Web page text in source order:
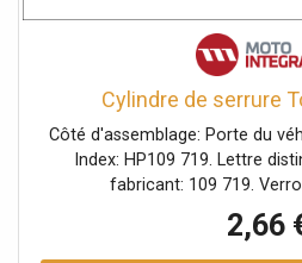
Cylindre de serrure
Côté d'assemblage: Porte du
Index: HP109 719. Lettre
fabricant: 109 719.
2,66